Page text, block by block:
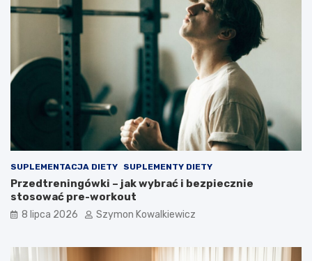
SUPLEMENTACJA DIETY SUPLEMENTY DIETY
Przedtreningówki – jak wybrać i bezpiecznie
stosować pre-workout
8 lipca 2026 Szymon Kowalkiewicz